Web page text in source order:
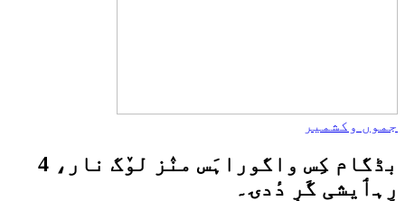
جموں وکشمیر
بڈگام کِس واگوراہَس منٛز لوٚگ نار، 4
رِہٲیشی گَرٕ دٔدۍ۔